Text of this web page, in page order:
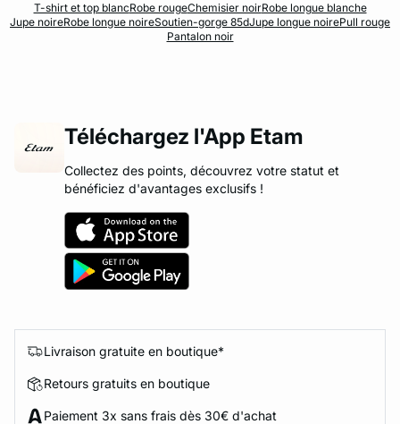
T-shirt et top blancRobe rougeChemisier noirRobe longue blanche
Jupe noireRobe longue noireSoutien-gorge 85dJupe longue noirePull rouge
Pantalon noir
Téléchargez l'App Etam
Collectez des points, découvrez votre statut et
bénéficiez d'avantages exclusifs !
Livraison gratuite en boutique*
Retours gratuits en boutique
Paiement 3x sans frais dès 30€ d'achat